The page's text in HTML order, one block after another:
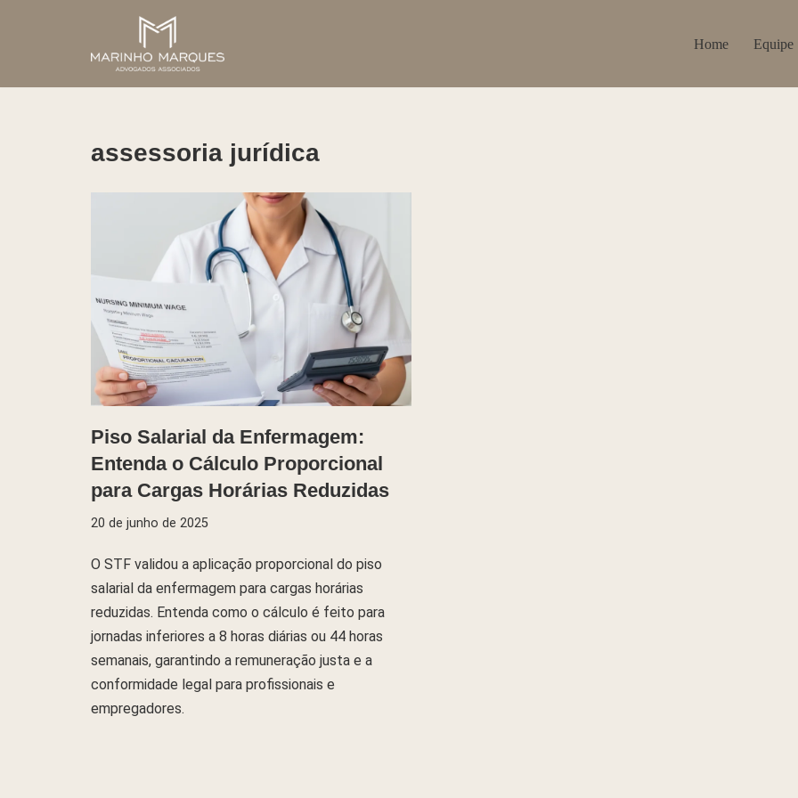
Home Equipe
assessoria jurídica
Piso Salarial da Enfermagem:
Entenda o Cálculo Proporcional
para Cargas Horárias Reduzidas
20 de junho de 2025
O STF validou a aplicação proporcional do piso
salarial da enfermagem para cargas horárias
reduzidas. Entenda como o cálculo é feito para
jornadas inferiores a 8 horas diárias ou 44 horas
semanais, garantindo a remuneração justa e a
conformidade legal para profissionais e
empregadores.